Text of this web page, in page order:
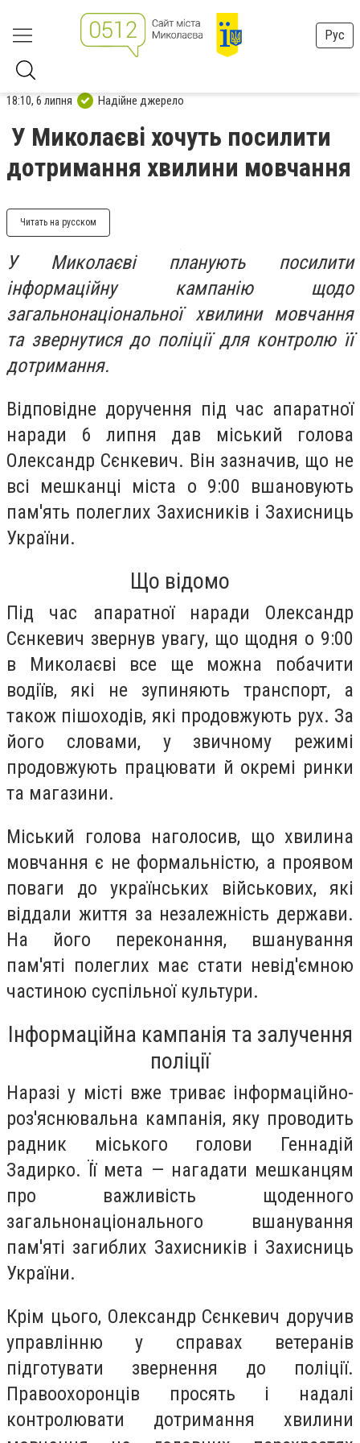
Рус
18:10, 6 липня Надійне джерело
У Миколаєві хочуть посилити
дотримання хвилини мовчання
Читать на русском
У Миколаєві планують посилити
інформаційну кампанію щодо
загальнонаціональної хвилини мовчання
та звернутися до поліції для контролю її
дотримання.
Відповідне доручення під час апаратної
наради 6 липня дав міський голова
Олександр Сєнкевич. Він зазначив, що не
всі мешканці міста о 9:00 вшановують
пам'ять полеглих Захисників і Захисниць
України.
Що відомо
Під час апаратної наради Олександр
Сєнкевич звернув увагу, що щодня о 9:00
в Миколаєві все ще можна побачити
водіїв, які не зупиняють транспорт, а
також пішоходів, які продовжують рух. За
його словами, у звичному режимі
продовжують працювати й окремі ринки
та магазини.
Міський голова наголосив, що хвилина
мовчання є не формальністю, а проявом
поваги до українських військових, які
віддали життя за незалежність держави.
На його переконання, вшанування
пам'яті полеглих має стати невід'ємною
частиною суспільної культури.
Інформаційна кампанія та залучення
поліції
Наразі у місті вже триває інформаційно-
роз'яснювальна кампанія, яку проводить
радник міського голови Геннадій
Задирко. Її мета — нагадати мешканцям
про важливість щоденного
загальнонаціонального вшанування
пам'яті загиблих Захисників і Захисниць
України.
Крім цього, Олександр Сєнкевич доручив
управлінню у справах ветеранів
підготувати звернення до поліції.
Правоохоронців просять і надалі
контролювати дотримання хвилини